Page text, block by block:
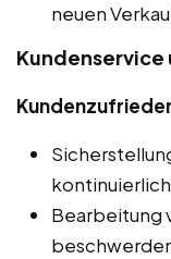
neuen
Kundenservice
Bearbeitung